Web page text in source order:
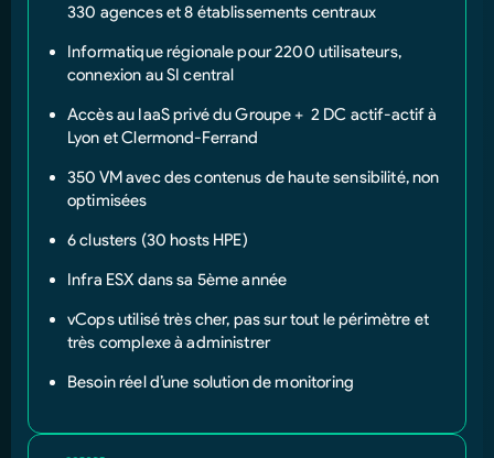
330 agences et 8 établissements centraux
Informatique régionale pour 2200 utilisateurs,
connexion au SI central
Accès au IaaS privé du Groupe + 2 DC actif-actif à
Lyon et Clermond-Ferrand
350 VM avec des contenus de haute sensibilité, non
optimisées
6 clusters (30 hosts HPE)
Infra ESX dans sa 5èmeannée
vCops utilisé très cher, pas sur tout le périmètre et
très complexe à administrer
Besoin réel d’une solution de monitoring